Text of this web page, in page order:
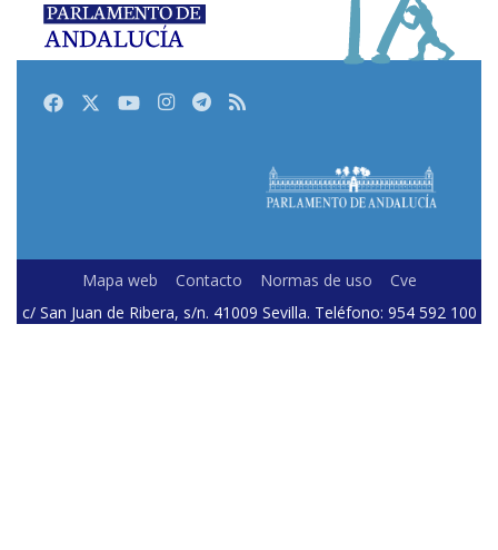
FacebookTwitterYoutubeInstagram
Telegram
RSS
Mapa web Contacto Normas de uso
Cve
c/ San Juan de Ribera, s/n. 41009 Sevilla. Teléfono: 954 592 100